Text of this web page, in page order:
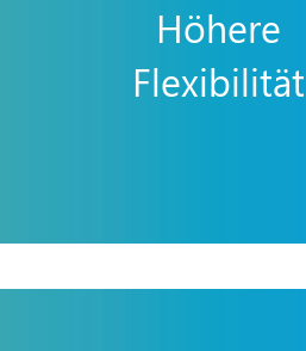
Höhere
Flexibilität